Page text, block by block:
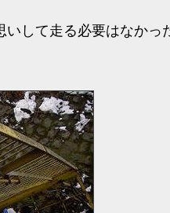
して走る必要はなかっ